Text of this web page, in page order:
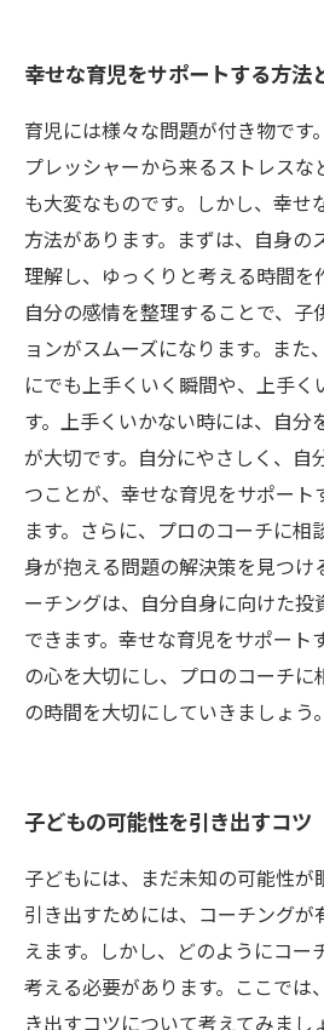
幸せな育児をサポートする方法
育児には様々な問題が付き物です
プレッシャーから来るストレスな
も大変なものです。しかし、幸せ
方法があります。まずは、自身の
理解し、ゆっくりと考える時間を
自分の感情を整理することで、子
ョンがスムーズになります。また
にでも上手くいく瞬間や、上手く
す。上手くいかない時には、自分
が大切です。自分にやさしく、自
つことが、幸せな育児をサポート
ます。さらに、プロのコーチに相
身が抱える問題の解決策を見つけ
ーチングは、自分自身に向けた投
できます。幸せな育児をサポート
の心を大切にし、プロのコーチに
の時間を大切にしていきましょう。
子どもの可能性を引き出すコツ
子どもには、まだ未知の可能性が
引き出すためには、コーチング
えます。しかし、どのようにコー
考える必要があります。ここでは
き出すコツについて考えてみまし